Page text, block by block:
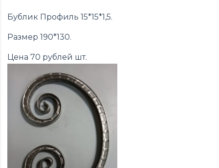
Бублик Профиль 15*15*1,5.
Размер 190*130.
Цена 70 рублей шт.